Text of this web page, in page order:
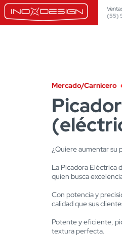
(55)
Mercado/Carnicero
¿Quiere aumentar su
La Picadora Eléctrica
quien busca
Con potencia y
calidad que sus
Potente y eficiente,
textura perfecta.